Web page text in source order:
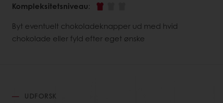
Kompleksitetsniveau:
Byt eventuelt chokoladeknapper ud med hvid
chokolade eller fyld efter eget ønske
UDFORSK